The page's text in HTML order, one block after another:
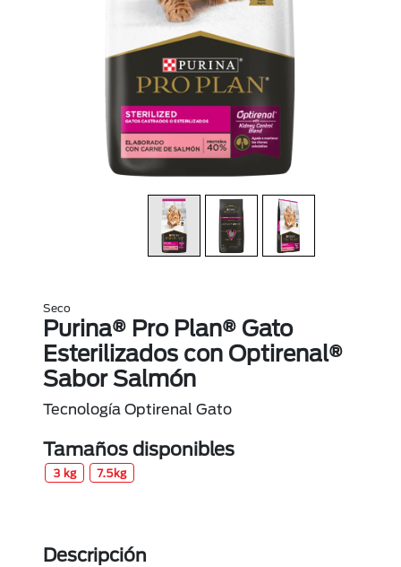
Seco
Purina® Pro Plan® Gato
Esterilizados con Optirenal®
Sabor Salmón
Tecnología Optirenal Gato
Tamaños disponibles
3 kg 7.5kg
Descripción